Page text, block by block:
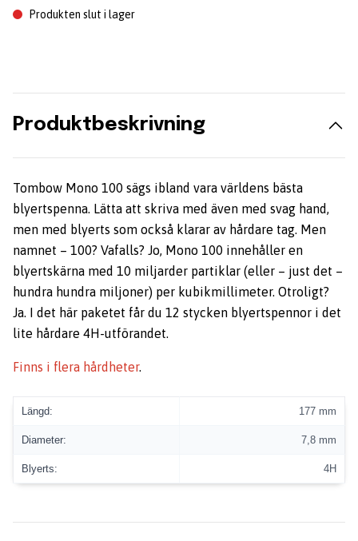
Produkten slut i lager
Produktbeskrivning
Tombow Mono 100 sägs ibland vara världens bästa
blyertspenna. Lätta att skriva med även med svag hand,
men med blyerts som också klarar av hårdare tag. Men
namnet – 100? Vafalls? Jo, Mono 100 innehåller en
blyertskärna med 10 miljarder partiklar (eller – just det –
hundra hundra miljoner) per kubikmillimeter. Otroligt?
Ja. I det här paketet får du 12 stycken blyertspennor i det
lite hårdare 4H-utförandet.
Finns i flera hårdheter.
Längd: 177 mm
Diameter: 7,8 mm
Blyerts: 4H